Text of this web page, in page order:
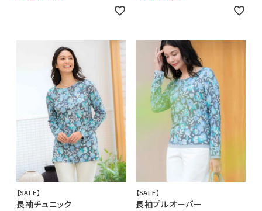
【SALE】
長袖チュニック
【SALE】
長袖プルオーバー